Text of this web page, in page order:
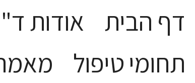
דף הבית
אודות
תחומי טיפול